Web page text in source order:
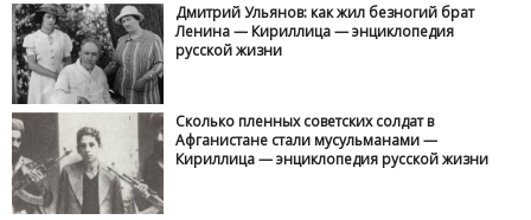
Дмитрий Ульянов: как жил безногий брат
Ленина — Кириллица — энциклопедия
русской жизни
Сколько пленных советских солдат в
Афганистане стали мусульманами —
Кириллица — энциклопедия русской жизни